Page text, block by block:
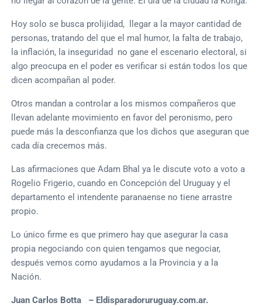
Hoy solo se busca prolijidad, llegar a la mayor cantidad de
personas, tratando del que el mal humor, la falta de trabajo,
la inflación, la inseguridad no gane el escenario electoral, si
algo preocupa en el poder es verificar si están todos los que
dicen acompañan al poder.
Otros mandan a controlar a los mismos compañeros que
llevan adelante movimiento en favor del peronismo, pero
puede más la desconfianza que los dichos que aseguran que
cada día crecemos más.
Las afirmaciones que Adam Bhal ya le discute voto a voto a
Rogelio Frigerio, cuando en Concepción del Uruguay y el
departamento el intendente paranaense no tiene arrastre
propio.
Lo único firme es que primero hay que asegurar la casa
propia negociando con quien tengamos que negociar,
después vemos como ayudamos a la Provincia y a la
Nación.
Juan Carlos Botta – Eldisparadoruruguay.com.ar.